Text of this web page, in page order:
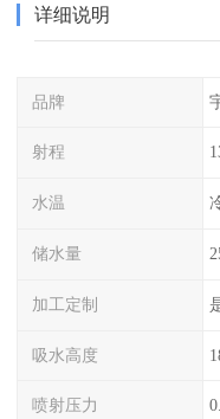
详细说明
品牌
射程
水温
储水量
加工定制
吸水高度
喷射压力